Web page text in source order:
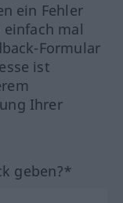
ein Fehler
mal
Formular
ist
Ihrer
geben?*